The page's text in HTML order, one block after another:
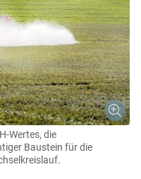
Wertes, die
Baustein für die